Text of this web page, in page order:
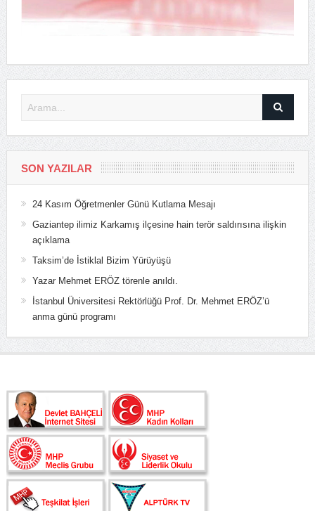
SON YAZILAR
24 Kasım Öğretmenler Günü Kutlama Mesajı
Gaziantep ilimiz Karkamış ilçesine hain terör saldırısına ilişkin
açıklama
Taksim’de İstiklal Bizim Yürüyüşü
Yazar Mehmet ERÖZ törenle anıldı.
İstanbul Üniversitesi Rektörlüğü Prof. Dr. Mehmet ERÖZ’ü
anma günü programı